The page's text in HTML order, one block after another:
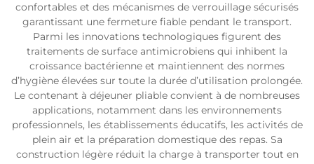
confortables et des mécanismes de verrouillage sécurisés
garantissant une fermeture fiable pendant le transport.
Parmi les innovations technologiques figurent des
traitements de surface antimicrobiens qui inhibent la
croissance bactérienne et maintiennent des normes
d’hygiène élevées sur toute la durée d’utilisation prolongée.
Le contenant à déjeuner pliable convient à de nombreuses
applications, notamment dans les environnements
professionnels, les établissements éducatifs, les activités de
plein air et la préparation domestique des repas. Sa
construction légère réduit la charge à transporter tout en